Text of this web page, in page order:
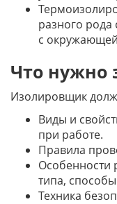
разного
с
Что нужно
Изолировщик
Виды и
при работе.
Правила
Особенности
типа,
Техника